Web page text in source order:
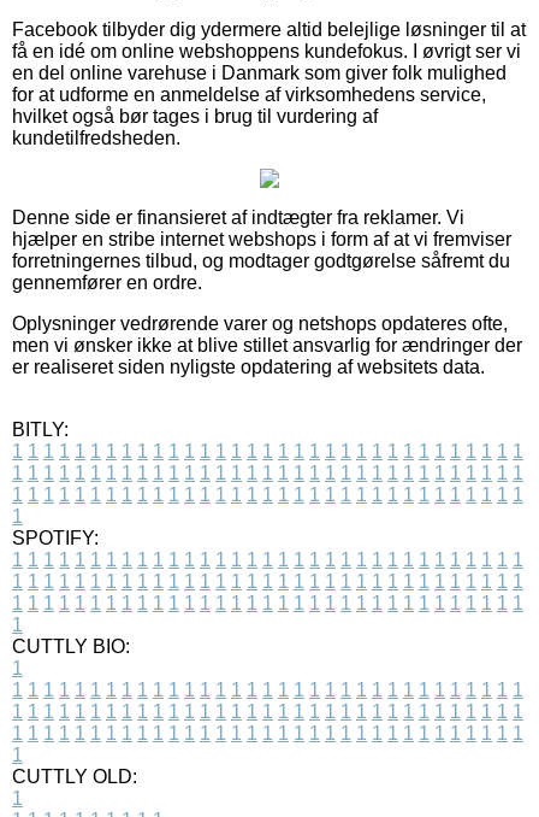
Facebook tilbyder dig ydermere altid belejlige løsninger til at
få en idé om online webshoppens kundefokus. I øvrigt ser vi
en del online varehuse i Danmark som giver folk mulighed
for at udforme en anmeldelse af virksomhedens service,
hvilket også bør tages i brug til vurdering af
kundetilfredsheden.
Denne side er finansieret af indtægter fra reklamer. Vi
hjælper en stribe internet webshops i form af at vi fremviser
forretningernes tilbud, og modtager godtgørelse såfremt du
gennemfører en ordre.
Oplysninger vedrørende varer og netshops opdateres ofte,
men vi ønsker ikke at blive stillet ansvarlig for ændringer der
er realiseret siden nyligste opdatering af websitets data.
BITLY:
1 1 1 1 1 1 1 1 1 1 1 1 1 1 1 1 1 1 1 1 1 1 1 1 1 1 1 1 1 1 1 1 1
1 1 1 1 1 1 1 1 1 1 1 1 1 1 1 1 1 1 1 1 1 1 1 1 1 1 1 1 1 1 1 1 1
1 1 1 1 1 1 1 1 1 1 1 1 1 1 1 1 1 1 1 1 1 1 1 1 1 1 1 1 1 1 1 1 1
1
SPOTIFY:
1 1 1 1 1 1 1 1 1 1 1 1 1 1 1 1 1 1 1 1 1 1 1 1 1 1 1 1 1 1 1 1 1
1 1 1 1 1 1 1 1 1 1 1 1 1 1 1 1 1 1 1 1 1 1 1 1 1 1 1 1 1 1 1 1 1
1 1 1 1 1 1 1 1 1 1 1 1 1 1 1 1 1 1 1 1 1 1 1 1 1 1 1 1 1 1 1 1 1
1
CUTTLY BIO:
1
1 1 1 1 1 1 1 1 1 1 1 1 1 1 1 1 1 1 1 1 1 1 1 1 1 1 1 1 1 1 1 1 1
1 1 1 1 1 1 1 1 1 1 1 1 1 1 1 1 1 1 1 1 1 1 1 1 1 1 1 1 1 1 1 1 1
1 1 1 1 1 1 1 1 1 1 1 1 1 1 1 1 1 1 1 1 1 1 1 1 1 1 1 1 1 1 1 1 1
1
CUTTLY OLD:
1